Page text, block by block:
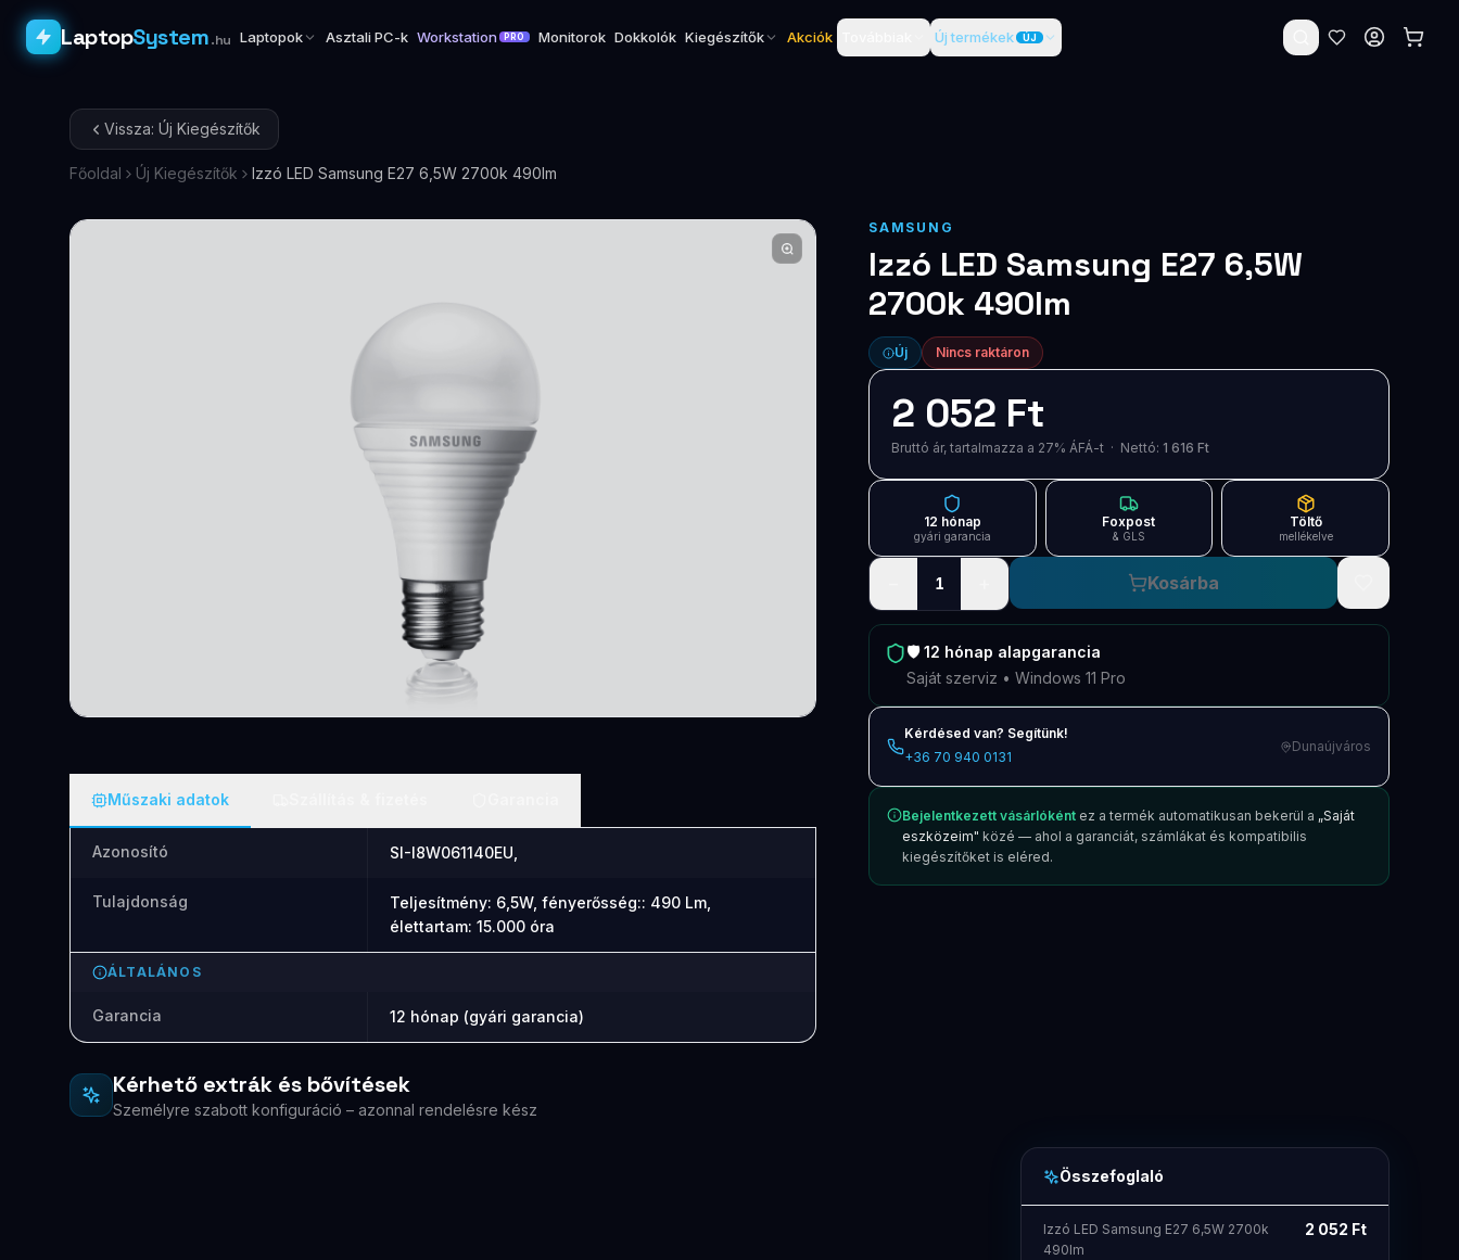
LaptopSystem.hu Laptopok Asztali PC-k Workstation PRO Monitorok Dokkolók Kiegészítők Akciók Új termékek ÚJ
Vissza: Új Kiegészítők
Főoldal Új Kiegészítők Izzó LED Samsung E27 6,5W 2700k 490lm
SAMSUNG
Izzó LED Samsung E27 6,5W
2700k 490lm
Új Nincs raktáron
2 052 Ft
Bruttó ár, tartalmazza a 27% ÁFÁ-t · Nettó: 1 616 Ft
12 hónap
gyári garancia
Foxpost
& GLS
Töltő
mellékelve
1 Kosárba
🛡️12 hónap alapgarancia
Saját szerviz • Windows 11 Pro
Kérdésed van? Segítünk!
+36 70 940 0131
Dunaújváros
Bejelentkezett vásárlóként ez a termék automatikusan bekerül a „Saját
eszközeim" közé — ahol a garanciát, számlákat és kompatibilis
kiegészítőket is eléred.
Műszaki adatok
Azonosító SI-I8W061140EU,
Tulajdonság
Teljesítmény: 6,5W, fényerősség:: 490 Lm,
élettartam: 15.000 óra
ÁLTALÁNOS
Garancia 12 hónap (gyári garancia)
Kérhető extrák és bővítések
Személyre szabott konfiguráció – azonnal rendelésre kész
Összefoglaló
Izzó LED Samsung E27 6,5W 2700k
490lm
2 052 Ft